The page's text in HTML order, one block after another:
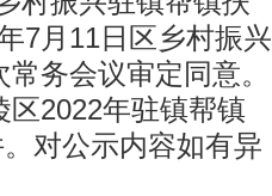
7月11日区乡村振兴
务会议审定同意。
区2022年驻镇帮镇
对公示内容如有异